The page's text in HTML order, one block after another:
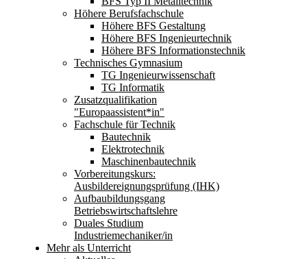
Höhere Berufsfachschule
Höhere BFS Gestaltung
Höhere BFS Ingenieurtechnik
Höhere BFS Informationstechnik
Technisches Gymnasium
TG Ingenieurwissenschaft
TG Informatik
Zusatzqualifikation
"Europaassistent*in"
Fachschule für Technik
Bautechnik
Elektrotechnik
Maschinenbautechnik
Vorbereitungskurs:
Ausbildereignungsprüfung (IHK)
Aufbaubildungsgang
Betriebswirtschaftslehre
Duales Studium
Industriemechaniker/in
Mehr als Unterricht